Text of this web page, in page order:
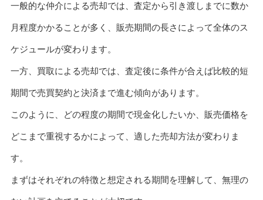
一般的な仲介による売却では、査定から引き渡しまでに数か
月程度かかることが多く、販売期間の長さによって全体のス
ケジュールが変わります。
一方、買取による売却では、査定後に条件が合えば比較的短
期間で売買契約と決済まで進む傾向があります。
このように、どの程度の期間で現金化したいか、販売価格を
どこまで重視するかによって、適した売却方法が変わりま
す。
まずはそれぞれの特徴と想定される期間を理解して、無理の